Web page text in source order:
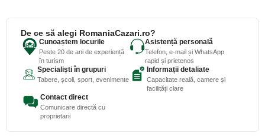
De ce să alegi RomaniaCazari.ro?
Cunoaștem locurile
Peste 20 de ani de experiență
în turism
Asistență personală
Telefon, e-mail și WhatsApp
rapid și prietenos
Specialiști în grupuri
Tabere, școli, sport, evenimente
Informații detaliate
Capacitate reală, camere și
facilități clare
Contact direct
Comunicare directă cu
proprietarii